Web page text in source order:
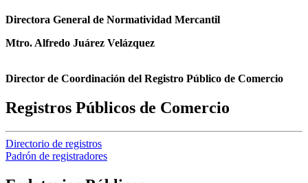
Directora General de Normatividad Mercantil
Mtro. Alfredo Juárez Velázquez
Director de Coordinación del Registro Público de Comercio
Registros Públicos de Comercio
Directorio de registros
Padrón de registradores